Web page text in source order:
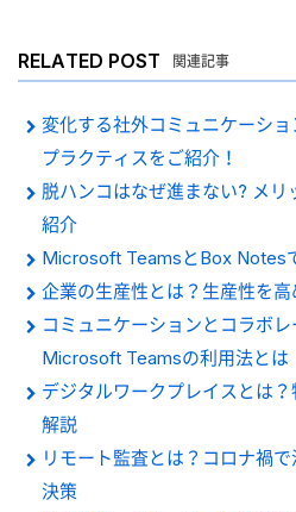
RELATED POST 関連記事
変化する社外コミュニケーシ
プラクティスをご紹介！
脱ハンコはなぜ進まない? メリ
紹介
Microsoft TeamsとBox Notes
企業の生産性とは？生産性を
コミュニケーションとコラボ
Microsoft Teamsの利用法とは
デジタルワークプレイスとは
解説
リモート監査とは？コロナ禍
決策